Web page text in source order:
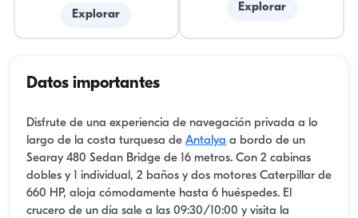
Explorar
Explorar
Datos importantes
Disfrute de una experiencia de navegación privada a lo
largo de la costa turquesa de Antalya a bordo de un
Searay 480 Sedan Bridge de 16 metros. Con 2 cabinas
dobles y 1 individual, 2 baños y dos motores Caterpillar de
660 HP, aloja cómodamente hasta 6 huéspedes. El
crucero de un día sale a las 09:30/10:00 y visita la